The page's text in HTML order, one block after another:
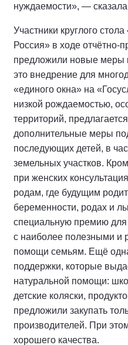
нуждаемости», —
Участники круглого
Россия» в ходе отчётно-
предложили новые меры
это внедрение для
«единого окна» на
низкой рождаемостью,
территорий,
дополнительные меры
последующих детей, в
земельных участков.
при женских
родам, где будущим
беременности, родах и
специальную премию для
с наиболее полезными
помощи семьям. Ещё
поддержки, которые
натуральной помощи:
детские коляски,
предложили закупать
производителей. При
хорошего качества.